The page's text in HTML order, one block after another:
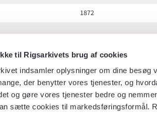
til Rigsarkivets brug af cookies
indsamler oplysninger om dine
der benytter vores tjenester, og
og gøre vores tjenester bedre og
sætte cookies til markedsføringsformål.
1872
Hof- og statskalenderen
97